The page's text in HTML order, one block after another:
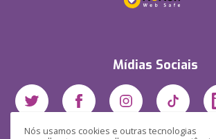
Nós usamos cookies e outras tecnologias
Mídias Sociais